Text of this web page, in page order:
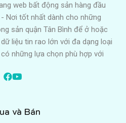
web bất động sản hàng đầu
Nơi tốt nhất dành cho những
sản quận Tân Bình để ở hoặc
liệu tin rao lớn với đa dạng loại
những lựa chọn phù hợp với
và Bán